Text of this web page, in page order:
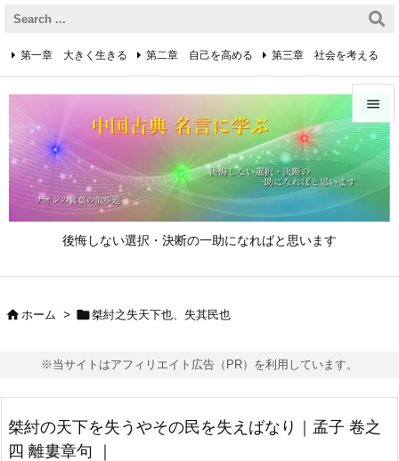
後悔しない選択・決断の一助になればと思います


メニュ

第一章 大きく生きる 第二章 自己を高める 第三章 社会を考える
第四章 着実に生きる 第五章 逆境を乗り越えるための心得
第六章 成功の心得 第七章 人と接するための心得
第八章 リーダーの心得
 ホーム > 桀紂之失天下也、失其民也
※当サイトはアフィリエイト広告（PR）を利用しています。
桀紂の天下を失うやその民を失えばなり｜孟子 卷之
四 離婁章句 ｜